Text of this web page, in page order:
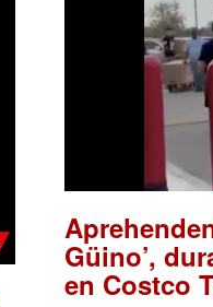
Güino’,
en Costco